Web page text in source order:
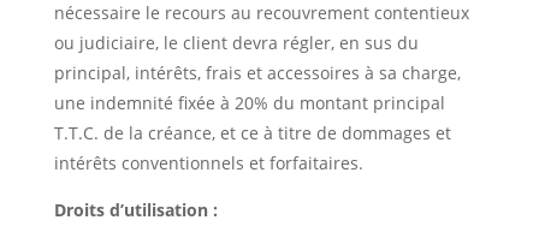
nécessaire le recours au recouvrement contentieux
ou judiciaire, le client devra régler, en sus du
principal, intérêts, frais et accessoires à sa charge,
une indemnité fixée à 20% du montant principal
T.T.C. de la créance, et ce à titre de dommages et
intérêts conventionnels et forfaitaires.
Droits d’utilisation :